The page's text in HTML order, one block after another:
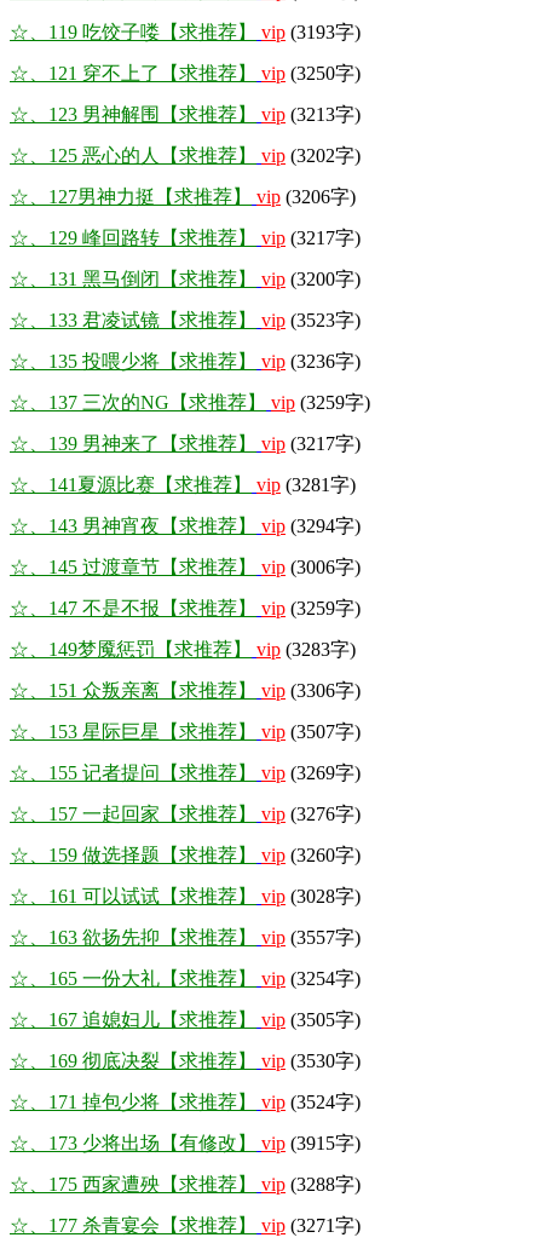
☆、119 吃饺子喽【求推荐】
vip (3193字)
☆、121 穿不上了【求推荐】
vip (3250字)
☆、123 男神解围【求推荐】
vip (3213字)
☆、125 恶心的人【求推荐】
vip (3202字)
☆、127男神力挺【求推荐】
vip (3206字)
☆、129 峰回路转【求推荐】
vip (3217字)
☆、131 黑马倒闭【求推荐】
vip (3200字)
☆、133 君凌试镜【求推荐】
vip (3523字)
☆、135 投喂少将【求推荐】
vip (3236字)
☆、137 三次的NG【求推荐】
vip (3259字)
☆、139 男神来了【求推荐】
vip (3217字)
☆、141夏源比赛【求推荐】
vip (3281字)
☆、143 男神宵夜【求推荐】
vip (3294字)
☆、145 过渡章节【求推荐】
vip (3006字)
☆、147 不是不报【求推荐】
vip (3259字)
☆、149梦魇惩罚【求推荐】
vip (3283字)
☆、151 众叛亲离【求推荐】
vip (3306字)
☆、153 星际巨星【求推荐】
vip (3507字)
☆、155 记者提问【求推荐】
vip (3269字)
☆、157 一起回家【求推荐】
vip (3276字)
☆、159 做选择题【求推荐】
vip (3260字)
☆、161 可以试试【求推荐】
vip (3028字)
☆、163 欲扬先抑【求推荐】
vip (3557字)
☆、165 一份大礼【求推荐】
vip (3254字)
☆、167 追媳妇儿【求推荐】
vip (3505字)
☆、169 彻底决裂【求推荐】
vip (3530字)
☆、171 掉包少将【求推荐】
vip (3524字)
☆、173 少将出场【有修改】
vip (3915字)
☆、175 西家遭殃【求推荐】
vip (3288字)
☆、177 杀青宴会【求推荐】
vip (3271字)